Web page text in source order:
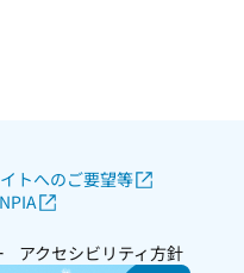
トへのご要望等
アクセシビリティ方針